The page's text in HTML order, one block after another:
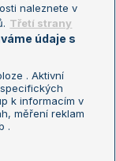
osobních
naleznete v
Třetí strany
údaje s
. Aktivní
k informacím v
měření reklam
.